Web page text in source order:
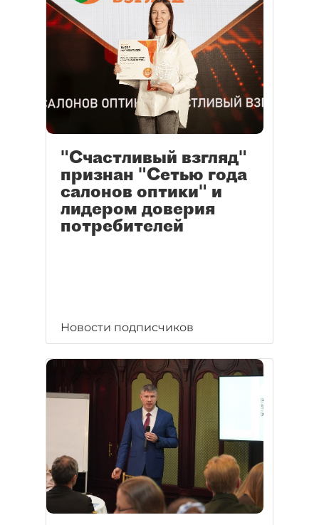
"Счастливый взгляд"
признан "Сетью года
салонов оптики" и
лидером доверия
потребителей
Новости подписчиков